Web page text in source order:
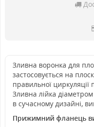
Зливна воронка для
застосовується на
правильної циркуляції
Зливна лійка
в сучасному дизайні,
Прижимний фланець